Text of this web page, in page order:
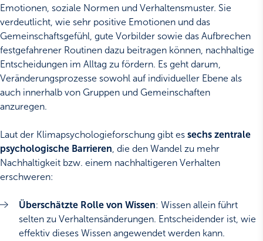
Emotionen, soziale Normen und Verhaltensmuster. Sie
verdeutlicht, wie sehr positive Emotionen und das
Gemeinschaftsgefühl, gute Vorbilder sowie das Aufbrechen
festgefahrener Routinen dazu beitragen können, nachhaltige
Entscheidungen im Alltag zu fördern. Es geht darum,
Veränderungsprozesse sowohl auf individueller Ebene als
auch innerhalb von Gruppen und Gemeinschaften
anzuregen.
Laut der Klimapsychologieforschung gibt es sechs zentrale
psychologische Barrieren, die den Wandel zu mehr
Nachhaltigkeit bzw. einem nachhaltigeren Verhalten
erschweren:
Überschätzte Rolle von Wissen: Wissen allein führt
selten zu Verhaltensänderungen. Entscheidender ist, wie
effektiv dieses Wissen angewendet werden kann.